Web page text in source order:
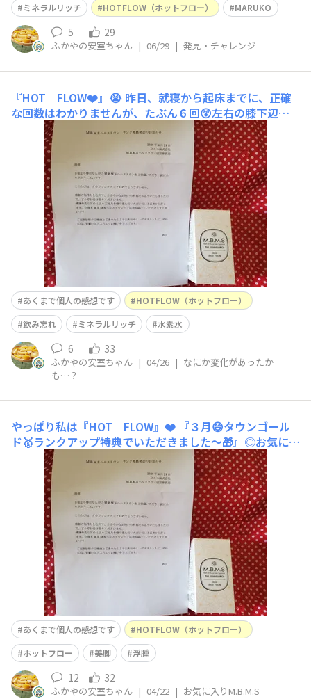
ミネラルリッチ
HOTFLOW（ホットフロー） MARUKO
5 29
ふかやの安室ちゃん | 06/29 | 発見・チャレンジ
『HOT FLOW❤️』😭 昨日、就寝から起床までに、正確
な回数はわかりませんが、たぶん６回😲左右の膝下辺り
🦵つりました(こむら返り)😣⚡いつも昼食前に１粒、寝る
前に２粒飲むのですが、寝る前の「HOT FLOW❤️」を飲
み忘れたのです😱💣️その日の水分は足りている…疲れ？冷
え？飲み忘れないように、今日から枕元に『HOT FLO
あくまで個人の感想です
HOTFLOW（ホットフロー）
飲み忘れ
ミネラルリッチ 水素水
6 33
ふかやの安室ちゃん | 04/26 | なにか変化があったか
も…？
やっぱり私は『HOT FLOW』❤️ 『３月😄タウンゴール
ド🥇ランクアップ特典でいただきました～🎁』◎お気に入
りは「HOT FLOW❤️」！◎どんなところがお気に入り？
とにかく浮腫が軽減😄🎶２月上旬、寒さのせいもあり、め
ぐりが悪すぎて、手足はキンキンに冷たいし、脚(特にふ
くらはぎ)の浮腫を感じていましたが、今、思うと、脚だ
けでなく、顔ま
あくまで個人の感想です
HOTFLOW（ホットフロー）
ホットフロー
美脚 浮腫
12 32
ふかやの安室ちゃん | 04/22 | お気に入りM.B.M.S